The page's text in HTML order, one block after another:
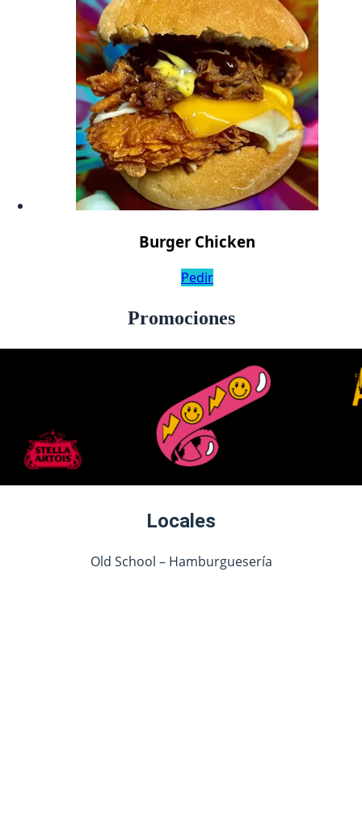
Burger Chicken
Pedir
Promociones
Locales
Old School – Hamburguesería